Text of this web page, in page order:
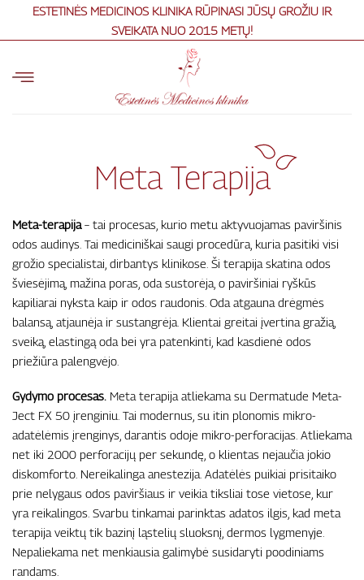
ESTETINĖS MEDICINOS KLINIKA RŪPINASI JŪSŲ GROŽIU IR
SVEIKATA NUO 2015 METŲ!
Meta Terapija
Meta-terapija – tai procesas, kurio metu aktyvuojamas paviršinis
odos audinys. Tai mediciniškai saugi procedūra, kuria pasitiki visi
grožio specialistai, dirbantys klinikose. Ši terapija skatina odos
šviesėjimą, mažina poras, oda sustorėja, o paviršiniai ryškūs
kapiliarai nyksta kaip ir odos raudonis. Oda atgauna drėgmės
balansą, atjaunėja ir sustangrėja. Klientai greitai įvertina gražią,
sveiką, elastingą oda bei yra patenkinti, kad kasdienė odos
priežiūra palengvėjo.
Gydymo procesas. Meta terapija atliekama su Dermatude Meta-
Ject FX 50 įrenginiu. Tai modernus, su itin plonomis mikro-
adatėlėmis įrenginys, darantis odoje mikro-perforacijas. Atliekama
net iki 2000 perforacijų per sekundę, o klientas nejaučia jokio
diskomforto. Nereikalinga anestezija. Adatėlės puikiai prisitaiko
prie nelygaus odos paviršiaus ir veikia tiksliai tose vietose, kur
yra reikalingos. Svarbu tinkamai parinktas adatos ilgis, kad meta
terapija veiktų tik bazinį ląstelių sluoksnį, dermos lygmenyje.
Nepaliekama net menkiausia galimybė susidaryti poodiniams
randams.